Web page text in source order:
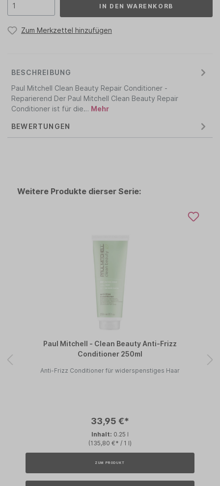
IN DEN WARENKORB
Zum Merkzettel hinzufügen
BESCHREIBUNG
Paul Mitchell Clean Beauty Repair Conditioner -
Reparierend Der Paul Mitchell Clean Beauty Repair
Conditioner ist für die… Mehr
BEWERTUNGEN
Weitere Produkte dierser Serie:
Paul Mitchell - Clean Beauty Anti-Frizz
Conditioner 250ml
Anti-Frizz Conditioner für widerspenstiges Haar
33,95 €*
Inhalt: 0.25 l
(135,80 €* / 1 l)
ZUM PRODUKT